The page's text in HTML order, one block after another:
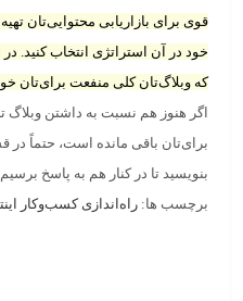
قوی برای بازاریابی محتوایی‌تان
خود در آن استراتژی انتخاب کنید.
که وبلاگ‌تان کلی منفعت برای‌تان
اگر هنوز هم نسبت به داشتن وبلاگ
برای‌تان باقی مانده است، حتماً
بنویسید تا در کنار هم به پاسخ برسیم.
برچسب ها: راه‌اندازی کسب‌وکار